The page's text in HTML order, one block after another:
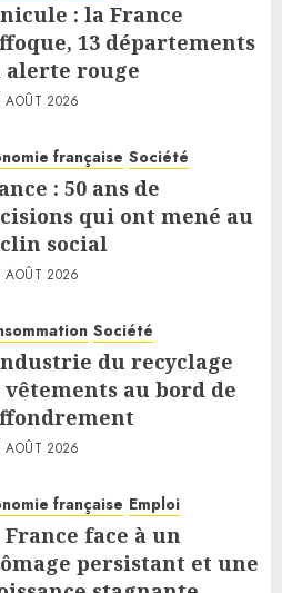
: la France
13 départements
alerte rouge
AOÛT 2026
française Société
: 50 ans de
qui ont mené au
social
AOÛT 2026
Société
du recyclage
vêtements au bord de
AOÛT 2026
française Emploi
France face à un
persistant et une